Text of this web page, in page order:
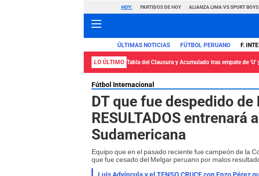
HOY: PARTIDOS DE HOY ALIANZA LIMA VS SPORT BOYS
ÚLTIMAS NOTICIAS FÚTBOL PERUANO F.
LO ÚLTIMO Tabla del Clausura y Acumulado tras empate de 'U'
Fútbol Internacional
DT que fue despedido
RESULTADOS entrenará
Sudamericana
Equipo que en el pasado reciente fue campeón de la
que fue cesado del Melgar peruano por malos